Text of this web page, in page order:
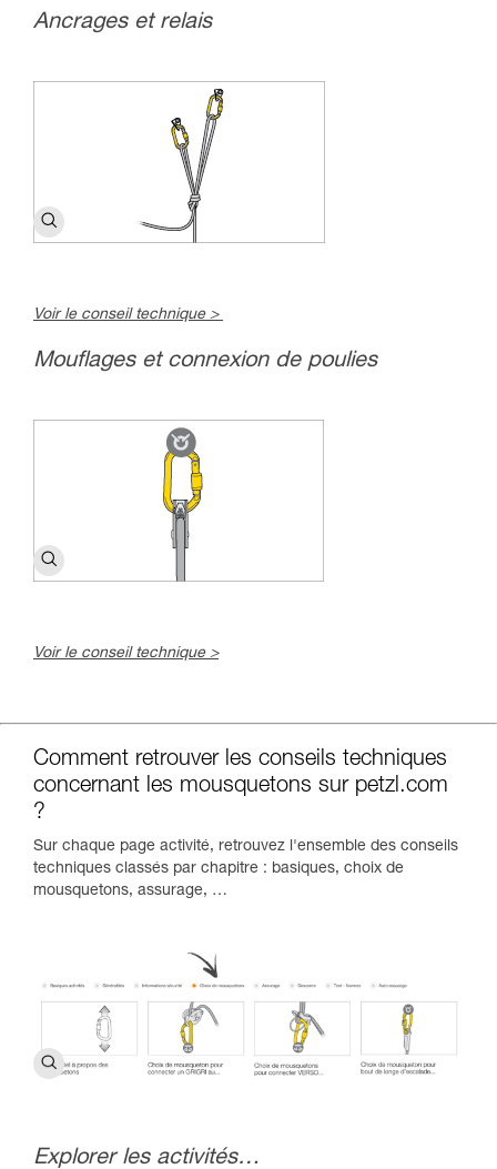
Ancrages et relais
Voir le conseil technique >
Mouflages et connexion de poulies
Voir le conseil technique >
Comment retrouver les conseils techniques
concernant les mousquetons sur petzl.com
?
Sur chaque page activité, retrouvez l'ensemble des conseils
techniques classés par chapitre : basiques, choix de
mousquetons, assurage, …
Explorer les activités…